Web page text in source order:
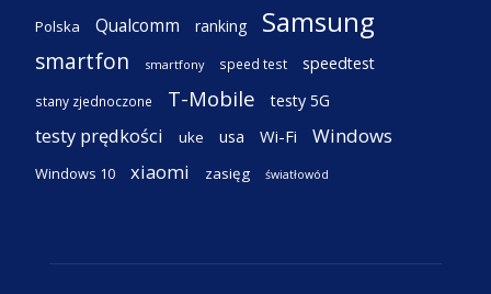
Polska Qualcomm ranking Samsung
smartfon smartfony speed test speedtest
stany zjednoczone T-Mobile testy 5G
testy prędkości uke usa Wi-Fi Windows
Windows 10 xiaomi zasięg światłowód